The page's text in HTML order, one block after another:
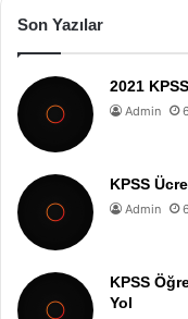
Son Yazılar
2021
Admin
KPSS
Admin
KPSS
Yol